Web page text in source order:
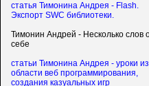
статья Тимонина Андрея - Flash.
Экспорт SWC библиотеки.
Тимонин Андрей - Несколько слов
себе
статьи Тимонина Андрея - уроки из
области веб программирования,
создания казуальных игр